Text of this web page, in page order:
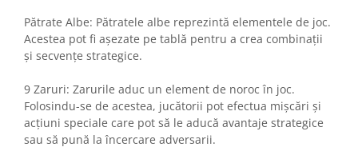
Incaltaminte femei
Ochelari de soare
Ochelari de vedere
Birotica & Papetarie
Console, Jocuri & Accesorii
Ingrijire personala & Cosmetice
Pătrate Albe: Pătratele albe reprezintă elementele de joc.
Acestea pot fi așezate pe tablă pentru a crea combinații
și secvențe strategice.
9 Zaruri: Zarurile aduc un element de noroc în joc.
Folosindu-se de acestea, jucătorii pot efectua mișcări și
acțiuni speciale care pot să le aducă avantaje strategice
sau să pună la încercare adversarii.